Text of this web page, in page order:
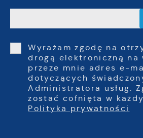
Wyrażam zgodę na
drogą elektroniczną na
przeze mnie adres e-
dotyczących
Administratora usług.
zostać cofnięta w
Polityka prywatności